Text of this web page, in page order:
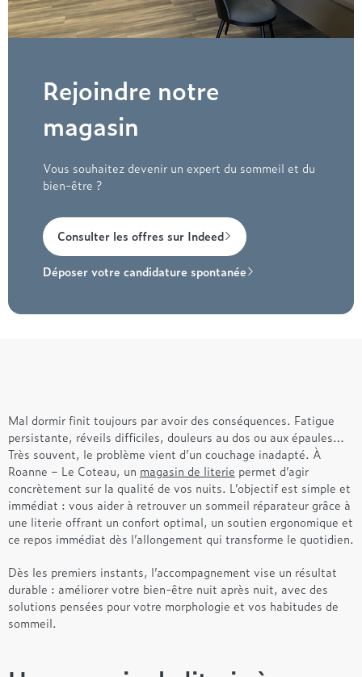
Rejoindre notre
magasin
Vous souhaitez devenir un expert du sommeil et du
bien-être ?
Consulter les offres sur Indeed
Déposer votre candidature spontanée
Mal dormir finit toujours par avoir des conséquences. Fatigue
persistante, réveils difficiles, douleurs au dos ou aux épaules…
Très souvent, le problème vient d’un couchage inadapté. À
Roanne – Le Coteau, un magasin de literie permet d’agir
concrètement sur la qualité de vos nuits. L’objectif est simple et
immédiat : vous aider à retrouver un sommeil réparateur grâce à
une literie offrant un confort optimal, un soutien ergonomique et
ce repos immédiat dès l’allongement qui transforme le quotidien.
Dès les premiers instants, l’accompagnement vise un résultat
durable : améliorer votre bien-être nuit après nuit, avec des
solutions pensées pour votre morphologie et vos habitudes de
sommeil.